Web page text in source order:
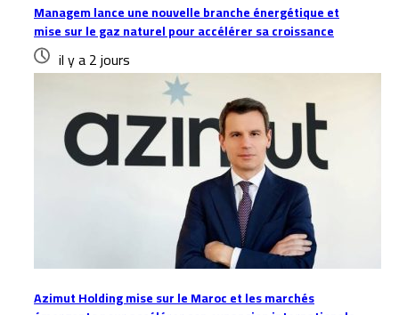
Managem lance une nouvelle branche énergétique et
mise sur le gaz naturel pour accélérer sa croissance
il y a 2 jours
Azimut Holding mise sur le Maroc et les marchés